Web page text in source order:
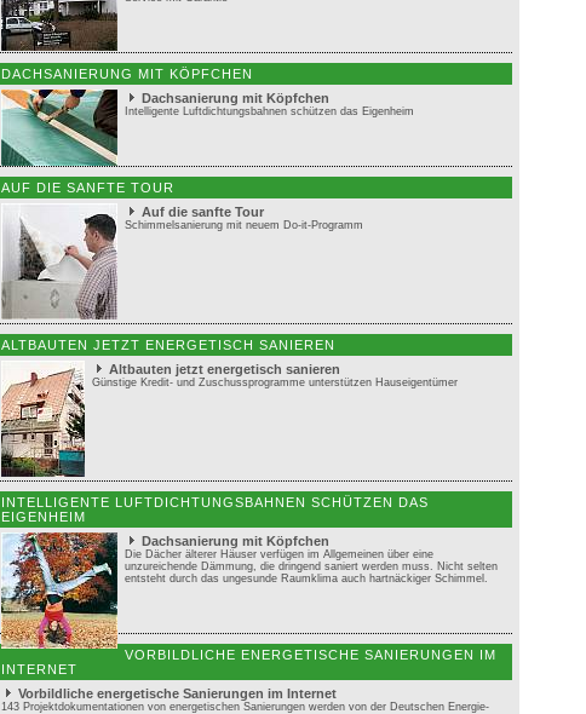
DACHSANIERUNG MIT KÖPFCHEN
Dachsanierung mit Köpfchen
Intelligente Luftdichtungsbahnen schützen das Eigenheim
AUF DIE SANFTE TOUR
Auf die sanfte Tour
Schimmelsanierung mit neuem Do-it-Programm
ALTBAUTEN JETZT ENERGETISCH SANIEREN
Altbauten jetzt energetisch sanieren
Günstige Kredit- und Zuschussprogramme unterstützen Hauseigentümer
INTELLIGENTE LUFTDICHTUNGSBAHNEN SCHÜTZEN DAS
EIGENHEIM
Dachsanierung mit Köpfchen
Die Dächer älterer Häuser verfügen im Allgemeinen über eine
unzureichende Dämmung, die dringend saniert werden muss. Nicht selten
entsteht durch das ungesunde Raumklima auch hartnäckiger Schimmel.
VORBILDLICHE ENERGETISCHE SANIERUNGEN IM
INTERNET
Vorbildliche energetische Sanierungen im Internet
143 Projektdokumentationen von energetischen Sanierungen werden von der Deutschen Energie-